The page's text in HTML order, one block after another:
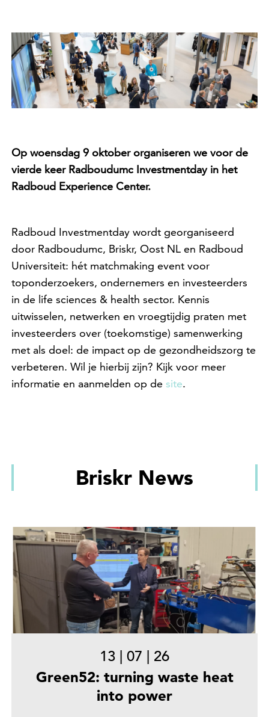
Op woensdag 9 oktober organiseren we voor de
vierde keer Radboudumc Investmentday in het
Radboud Experience Center.
Radboud Investmentday wordt georganiseerd
door Radboudumc, Briskr, Oost NL en Radboud
Universiteit: hét matchmaking event voor
toponderzoekers, ondernemers en investeerders
in de life sciences & health sector. Kennis
uitwisselen, netwerken en vroegtijdig praten met
investeerders over (toekomstige) samenwerking
met als doel: de impact op de gezondheidszorg te
verbeteren. Wil je hierbij zijn? Kijk voor meer
informatie en aanmelden op de site.
Briskr News
13 | 07 | 26
Green52: turning waste heat
into power